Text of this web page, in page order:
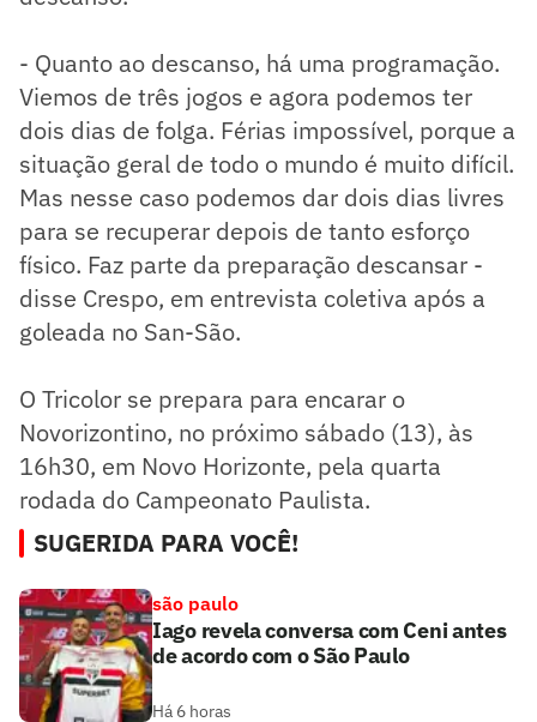
- Quanto ao descanso, há uma programação.
Viemos de três jogos e agora podemos ter
dois dias de folga. Férias impossível, porque a
situação geral de todo o mundo é muito difícil.
Mas nesse caso podemos dar dois dias livres
para se recuperar depois de tanto esforço
físico. Faz parte da preparação descansar -
disse Crespo, em entrevista coletiva após a
goleada no San-São.
O Tricolor se prepara para encarar o
Novorizontino, no próximo sábado (13), às
16h30, em Novo Horizonte, pela quarta
rodada do Campeonato Paulista.
SUGERIDA PARA VOCÊ!
são paulo
Iago revela conversa com Ceni antes
de acordo com o São Paulo
Há 6 horas